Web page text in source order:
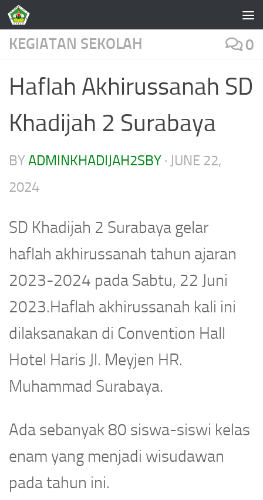
Skip to content
KEGIATAN SEKOLAH 0
Haflah Akhirussanah SD
Khadijah 2 Surabaya
BYADMINKHADIJAH2SBY · JUNE 22,
2024
SD Khadijah 2 Surabaya gelar
haflah akhirussanah tahun ajaran
2023-2024 pada Sabtu, 22 Juni
2023.Haflah akhirussanah kali ini
dilaksanakan di Convention Hall
Hotel Haris Jl. Meyjen HR.
Muhammad Surabaya.
Ada sebanyak 80 siswa-siswi kelas
enam yang menjadi wisudawan
pada tahun ini.